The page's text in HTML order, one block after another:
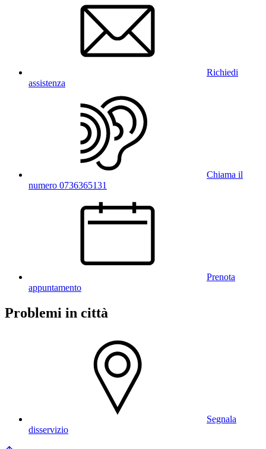
Richiedi
assistenza
Chiama il
numero 0736365131
Prenota
appuntamento
Problemi in città
Segnala
disservizio